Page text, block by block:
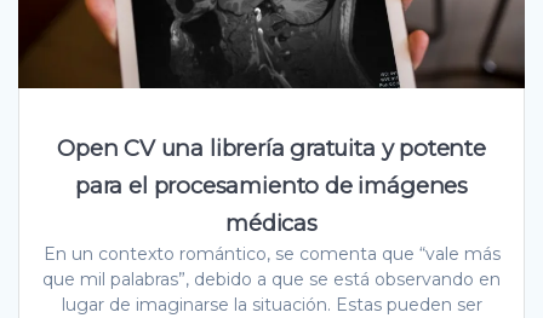
Open CV una librería gratuita y potente
para el procesamiento de imágenes
médicas
En un contexto romántico, se comenta que “vale más
que mil palabras”, debido a que se está observando en
lugar de imaginarse la situación. Estas pueden ser